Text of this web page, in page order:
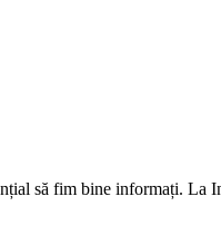
să fim bine informați.